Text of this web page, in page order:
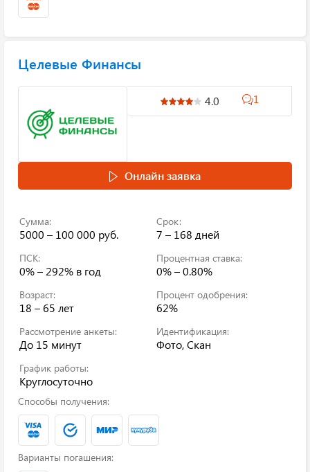
Целевые Финансы
4.0 1
Онлайн заявка
Сумма:
5000 – 100 000 руб.
Срок:
7 – 168 дней
ПСК:
0% – 292% в год
Процентная ставка:
0% – 0.80%
Возраст:
18 – 65 лет
Процент одобрения:
62%
Рассмотрение анкеты:
До 15 минут
Идентификация:
Фото, Скан
График работы:
Круглосуточно
Способы получения:
Варианты погашения: